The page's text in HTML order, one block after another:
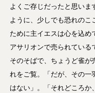
よくご存じだったと思い
ように、少しでも恐れの
ために主イエスは心を込め
アサリオンで売られている
そのそばで、ちょうど雀が
れをご覧。「だが、その一
はない」。「それどころか